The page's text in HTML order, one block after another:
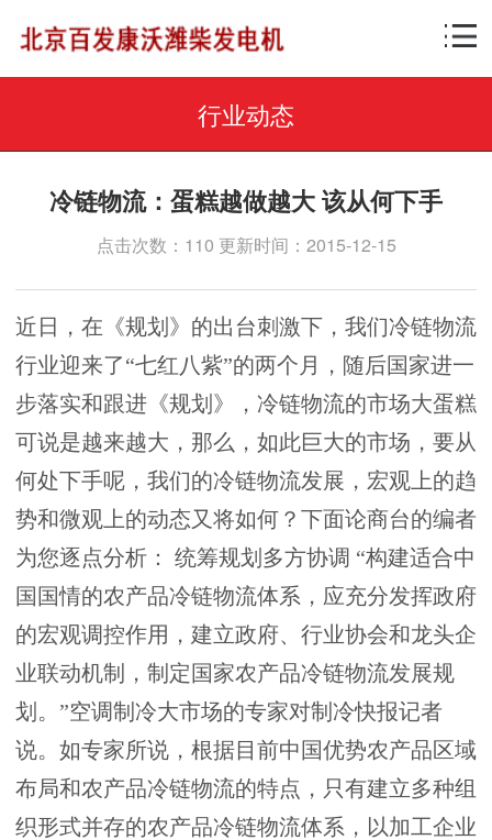
行业动态
冷链物流：蛋糕越做越大 该从何下手
点击次数：110 更新时间：2015-12-15
近日，在《规划》的出台刺激下，我们冷链物流
行业迎来了“七红八紫”的两个月，随后国家进一
步落实和跟进《规划》，冷链物流的市场大蛋糕
可说是越来越大，那么，如此巨大的市场，要从
何处下手呢，我们的冷链物流发展，宏观上的趋
势和微观上的动态又将如何？下面论商台的编者
为您逐点分析： 统筹规划多方协调 “构建适合中
国国情的农产品冷链物流体系，应充分发挥政府
的宏观调控作用，建立政府、行业协会和龙头企
业联动机制，制定国家农产品冷链物流发展规
划。”空调制冷大市场的专家对制冷快报记者
说。如专家所说，根据目前中国优势农产品区域
布局和农产品冷链物流的特点，只有建立多种组
织形式并存的农产品冷链物流体系，以加工企业